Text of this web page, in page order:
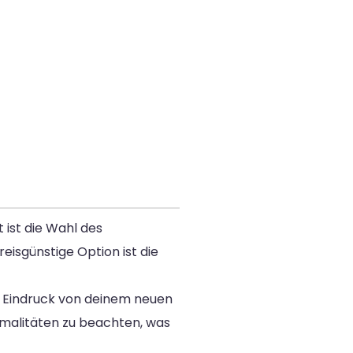
die Wahl des
Option ist die
von deinem neuen
zu beachten, was